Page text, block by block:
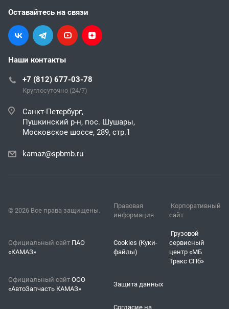
Оставайтесь на связи
Наши контакты
+7 (812) 677-03-78
Круглосуточно (24/7)
Санкт-Петербург,
Пушкинский р-н, пос. Шушары,
Московское шоссе, 289, стр.1
kamaz@spbmb.ru
© 2026 Все права защищены.
Правовая
информация
Корпоративный
сайт
Официальный сайт ПАО
«КАМАЗ»
Cookies (Куки-
файлы)
Грузовой
сервисный
центр «МБ
Тракс СПб»
Официальный сайт ООО
«АвтоЗапчасть КАМАЗ»
Защита данных
Согласие на